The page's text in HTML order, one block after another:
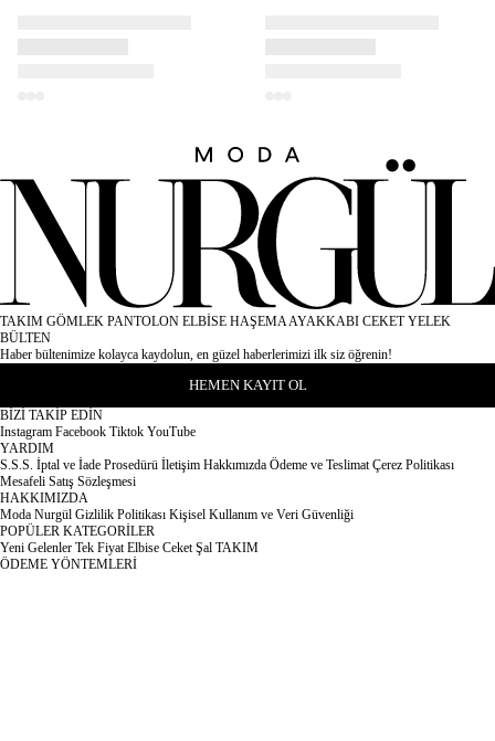
TAKIM GÖMLEK PANTOLON ELBİSE HAŞEMAAYAKKABI CEKETYELEK
BÜLTEN
Haber bültenimize kolayca kaydolun, en güzel haberlerimizi ilk siz öğrenin!
HEMEN KAYIT OL
BİZİ TAKİP EDİN
Instagram Facebook Tiktok YouTube
YARDIM
S.S.S. İptal ve İade Prosedürü İletişim Hakkımızda Ödeme ve TeslimatÇerez Politikası
Mesafeli Satış Sözleşmesi
HAKKIMIZDA
Moda Nurgül Gizlilik Politikası Kişisel Kullanım ve Veri Güvenliği
POPÜLER KATEGORİLER
Yeni Gelenler Tek FiyatElbise CeketŞal TAKIM
ÖDEME YÖNTEMLERİ